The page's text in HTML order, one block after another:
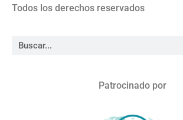
Todos los derechos reservados
Patrocinado por